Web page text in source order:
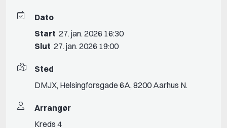
Dato
Start 27. jan. 2026 16:30
Slut 27. jan. 2026 19:00
Sted
DMJX, Helsingforsgade 6A, 8200 Aarhus N.
Arrangør
Kreds 4